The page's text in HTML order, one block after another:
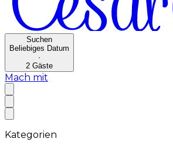
Suchen
Beliebiges Datum
·
2 Gäste
Mach mit
Kategorien